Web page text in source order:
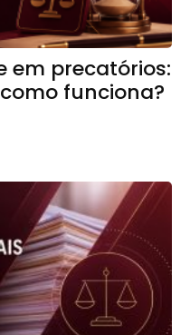
em precatórios:
funciona?